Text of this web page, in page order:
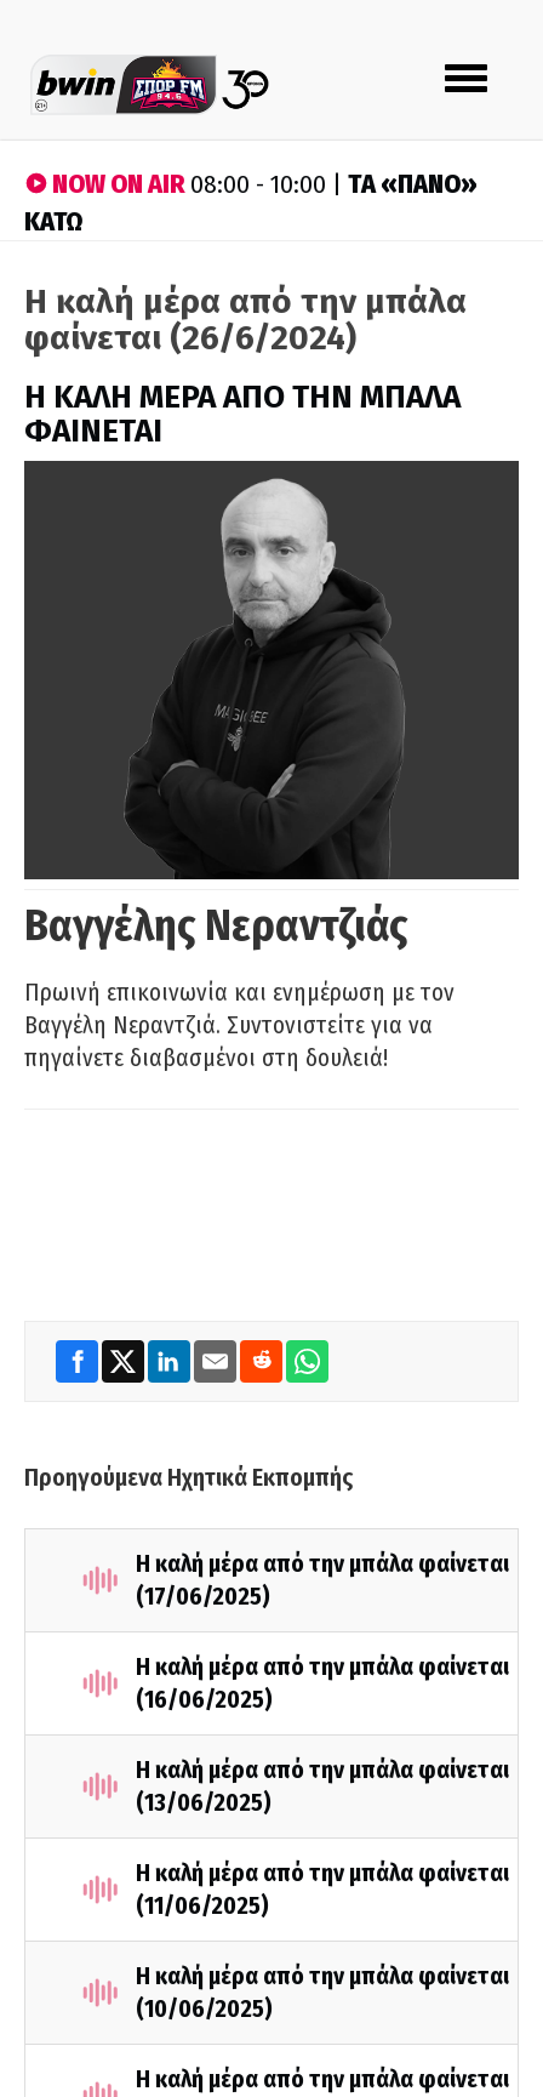
Toggle
navigation
NOW ON AIR08:00 - 10:00 | ΤA «ΠΑΝΟ»
ΚΑΤΩ
Η καλή μέρα από την μπάλα
φαίνεται (26/6/2024)
H ΚΑΛΗ ΜΕΡΑ ΑΠΟ ΤΗΝ ΜΠΑΛΑ
ΦΑΙΝΕΤΑΙ
Βαγγέλης Νεραντζιάς
Πρωινή επικοινωνία και ενημέρωση με τον
Βαγγέλη Νεραντζιά. Συντονιστείτε για να
πηγαίνετε διαβασμένοι στη δουλειά!
Προηγούμενα Ηχητικά Εκπομπής
Η καλή μέρα από την μπάλα φαίνεται
(17/06/2025)
Η καλή μέρα από την μπάλα φαίνεται
(16/06/2025)
Η καλή μέρα από την μπάλα φαίνεται
(13/06/2025)
Η καλή μέρα από την μπάλα φαίνεται
(11/06/2025)
Η καλή μέρα από την μπάλα φαίνεται
(10/06/2025)
Η καλή μέρα από την μπάλα φαίνεται